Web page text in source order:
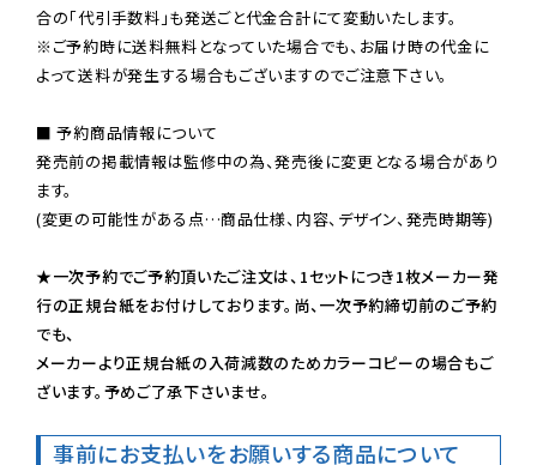
※ご予約時に送料無料となっていた場合でも、お届け時の代金に
よって送料が発生する場合もございますのでご注意下さい。
■ 予約商品情報について
発売前の掲載情報は監修中の為、発売後に変更となる場合があり
ます。
(変更の可能性がある点…商品仕様、内容、デザイン、発売時期等)
★一次予約でご予約頂いたご注文は、1セットにつき1枚メーカー発
行の正規台紙をお付けしております。尚、一次予約締切前のご予約
でも、
メーカーより正規台紙の入荷減数のためカラーコピーの場合もご
ざいます。予めご了承下さいませ。
事前にお支払いをお願いする商品について